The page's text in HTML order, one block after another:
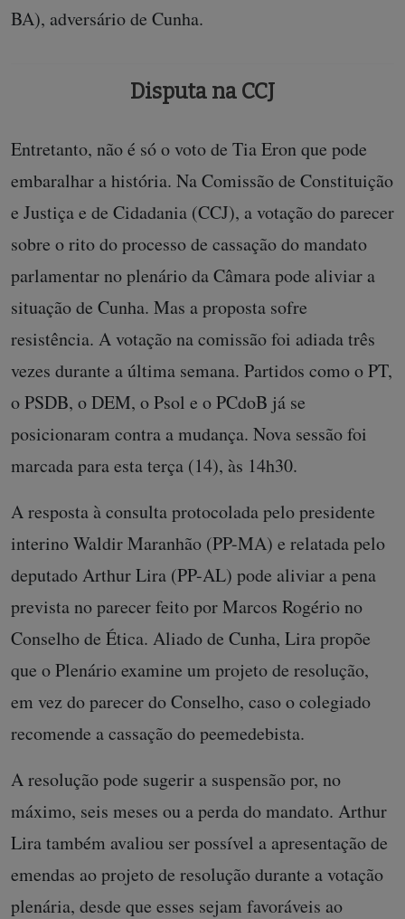
BA), adversário de Cunha.
Disputa na CCJ
Entretanto, não é só o voto de Tia Eron que pode
embaralhar a história. Na Comissão de Constituição
e Justiça e de Cidadania (CCJ), a votação do parecer
sobre o rito do processo de cassação do mandato
parlamentar no plenário da Câmara pode aliviar a
situação de Cunha. Mas a proposta sofre
resistência. A votação na comissão foi adiada três
vezes durante a última semana. Partidos como o PT,
o PSDB, o DEM, o Psol e o PCdoB já se
posicionaram contra a mudança. Nova sessão foi
marcada para esta terça (14), às 14h30.
A resposta à consulta protocolada pelo presidente
interino Waldir Maranhão (PP-MA) e relatada pelo
deputado Arthur Lira (PP-AL) pode aliviar a pena
prevista no parecer feito por Marcos Rogério no
Conselho de Ética. Aliado de Cunha, Lira propõe
que o Plenário examine um projeto de resolução,
em vez do parecer do Conselho, caso o colegiado
recomende a cassação do peemedebista.
A resolução pode sugerir a suspensão por, no
máximo, seis meses ou a perda do mandato. Arthur
Lira também avaliou ser possível a apresentação de
emendas ao projeto de resolução durante a votação
plenária, desde que esses sejam favoráveis ao